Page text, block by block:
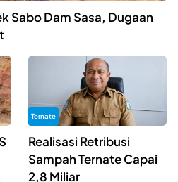
Sabo Dam Sasa, Dugaan
Ternate
Realisasi Retribusi
Sampah Ternate Capai
2,8 Miliar